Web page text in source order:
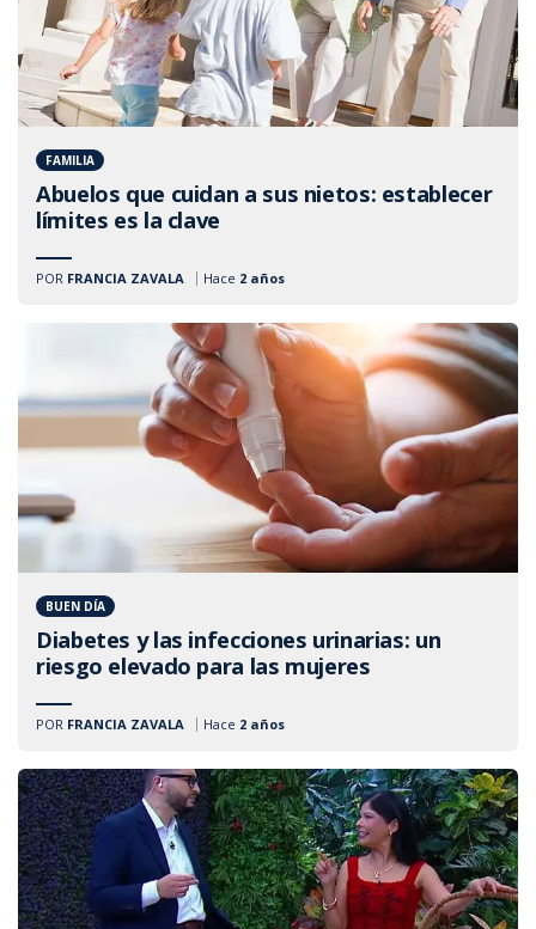
FAMILIA
Abuelos que cuidan a sus nietos: establecer
límites es la clave
Hace 2 años
POR FRANCIA ZAVALA
BUEN DÍA
Diabetes y las infecciones urinarias: un
riesgo elevado para las mujeres
Hace 2 años
POR FRANCIA ZAVALA